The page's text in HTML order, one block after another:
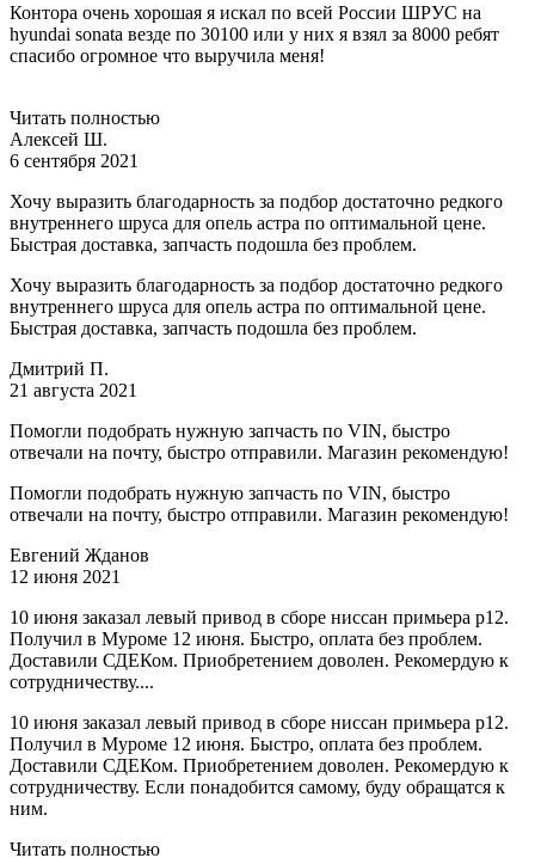
Контора очень хорошая я искал по всей России ШРУС на
hyundai sonata везде по 30100 или у них я взял за 8000 ребят
спасибо огромное что выручила меня!
Читать полностью
Алексей Ш.
6 сентября 2021
Хочу выразить благодарность за подбор достаточно редкого
внутреннего шруса для опель астра по оптимальной цене.
Быстрая доставка, запчасть подошла без проблем.
Хочу выразить благодарность за подбор достаточно редкого
внутреннего шруса для опель астра по оптимальной цене.
Быстрая доставка, запчасть подошла без проблем.
Дмитрий П.
21 августа 2021
Помогли подобрать нужную запчасть по VIN, быстро
отвечали на почту, быстро отправили. Магазин рекомендую!
Помогли подобрать нужную запчасть по VIN, быстро
отвечали на почту, быстро отправили. Магазин рекомендую!
Евгений Жданов
12 июня 2021
10 июня заказал левый привод в сборе ниссан примьера р12.
Получил в Муроме 12 июня. Быстро, оплата без проблем.
Доставили СДЕКом. Приобретением доволен. Рекомердую к
сотрудничеству....
10 июня заказал левый привод в сборе ниссан примьера р12.
Получил в Муроме 12 июня. Быстро, оплата без проблем.
Доставили СДЕКом. Приобретением доволен. Рекомердую к
сотрудничеству. Если понадобится самому, буду обращатся к
ним.
Читать полностью